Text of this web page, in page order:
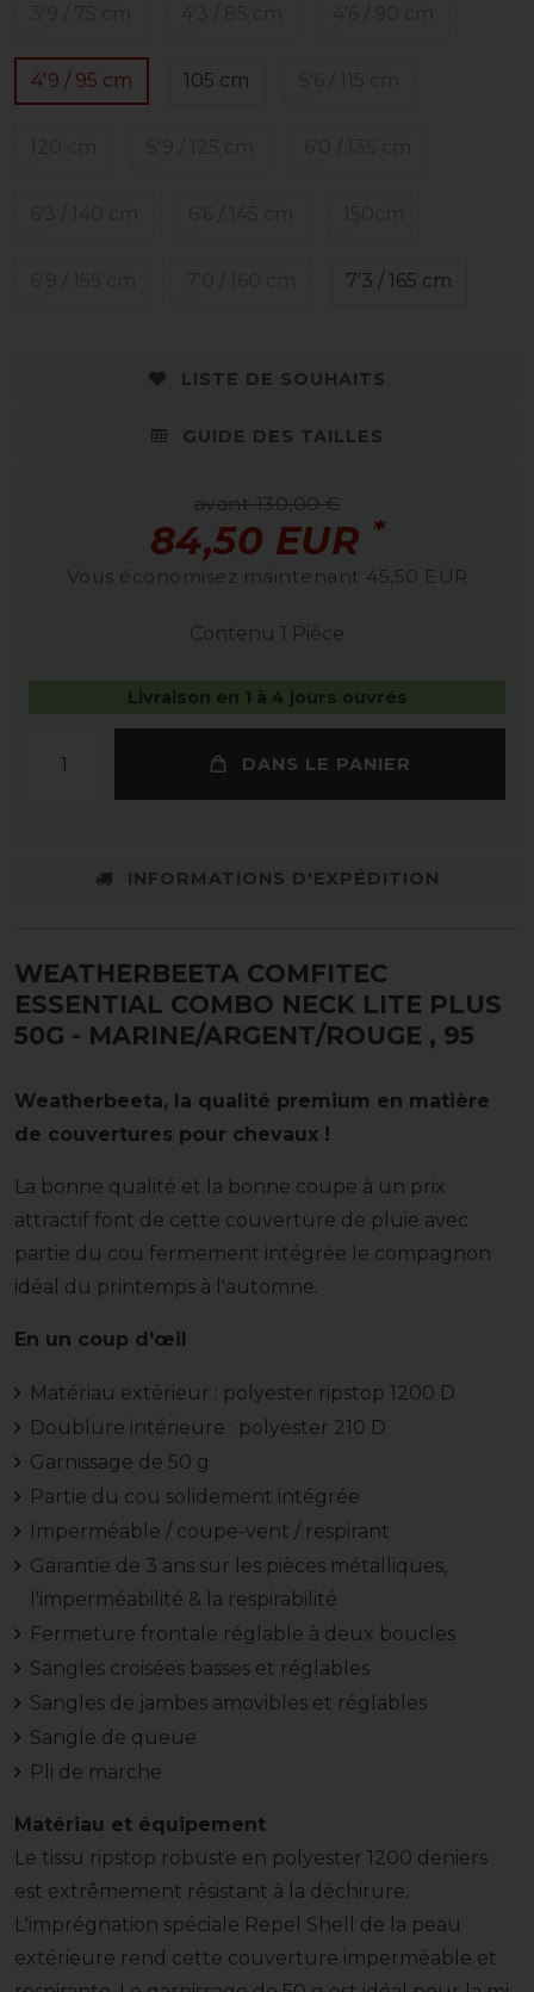
4'9 / 95 cm 105 cm
7'3 / 165 cm
LISTE DE SOUHAITS
GUIDE DES TAILLES
avant 130,00 €
84,50 EUR *
Vous économisez maintenant 45,50 EUR
Contenu 1 Pièce
Livraison en 1 à 4 jours ouvrés
DANS LE PANIER
INFORMATIONS D'EXPÉDITION
WEATHERBEETA COMFITEC
ESSENTIAL COMBO NECK LITE PLUS
50G - MARINE/ARGENT/ROUGE , 95
Weatherbeeta, la qualité premium en matière
de couvertures pour chevaux !
La bonne qualité et la bonne coupe à un prix
attractif font de cette couverture de pluie avec
partie du cou fermement intégrée le compagnon
idéal du printemps à l'automne.
En un coup d'œil
Matériau extérieur : polyester ripstop 1200 D
Doublure intérieure : polyester 210 D
Garnissage de 50 g
Partie du cou solidement intégrée
Imperméable / coupe-vent / respirant
Garantie de 3 ans sur les pièces métalliques,
l'imperméabilité & la respirabilité
Fermeture frontale réglable à deux boucles
Sangles croisées basses et réglables
Sangles de jambes amovibles et réglables
Sangle de queue
Pli de marche
Matériau et équipement
Le tissu ripstop robuste en polyester 1200 deniers
est extrêmement résistant à la déchirure.
L'imprégnation spéciale Repel Shell de la peau
extérieure rend cette couverture imperméable et